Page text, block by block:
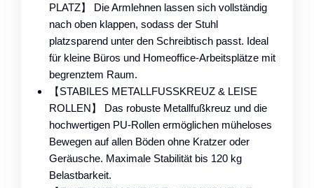
PLATZ】 Die Armlehnen lassen sich vollständig
nach oben klappen, sodass der Stuhl
platzsparend unter den Schreibtisch passt. Ideal
für kleine Büros und Homeoffice-Arbeitsplätze mit
begrenztem Raum.
【STABILES METALLFUSSKREUZ & LEISE
ROLLEN】 Das robuste Metallfußkreuz und die
hochwertigen PU-Rollen ermöglichen müheloses
Bewegen auf allen Böden ohne Kratzer oder
Geräusche. Maximale Stabilität bis 120 kg
Belastbarkeit.